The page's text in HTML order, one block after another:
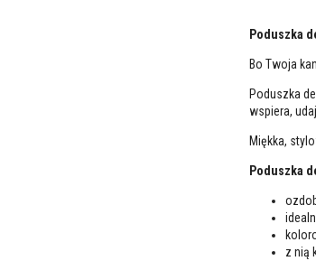
Poduszka
Bo Twoja
Poduszka
wspiera,
Miękka,
Poduszka
z nią